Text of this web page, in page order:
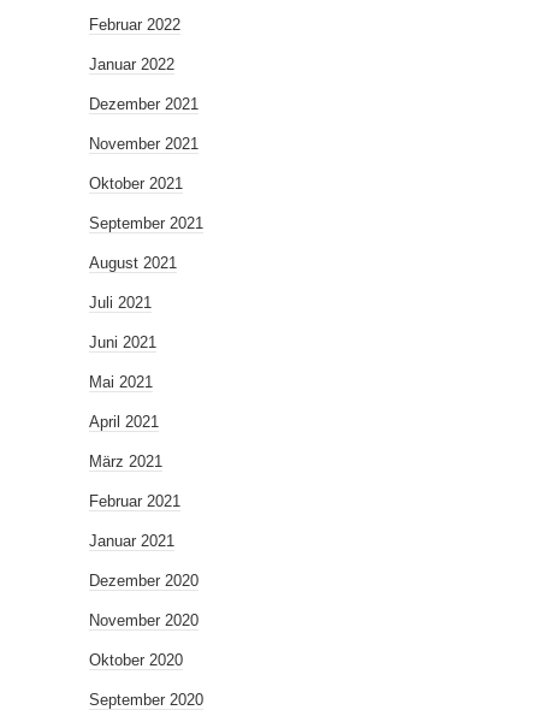
Februar 2022
Januar 2022
Dezember 2021
November 2021
Oktober 2021
September 2021
August 2021
Juli 2021
Juni 2021
Mai 2021
April 2021
März 2021
Februar 2021
Januar 2021
Dezember 2020
November 2020
Oktober 2020
September 2020